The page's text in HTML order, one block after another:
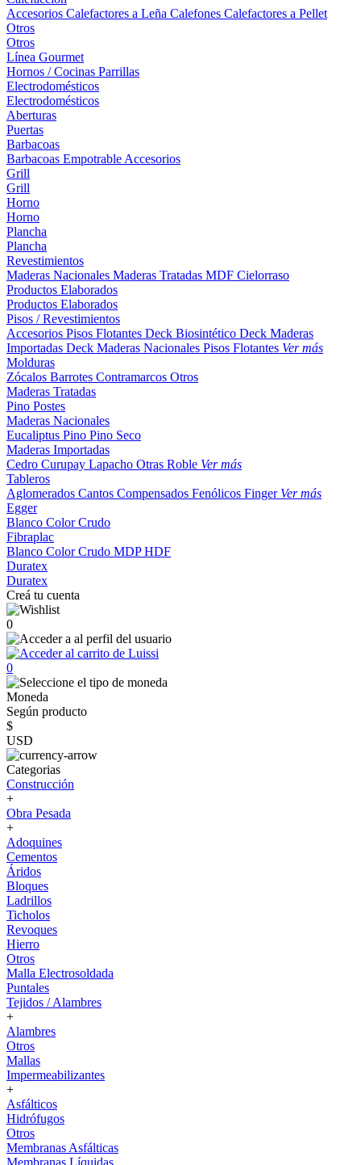
Accesorios Calefactores a Leña Calefones Calefactores a Pellet
Otros
Otros
Línea Gourmet
Hornos / Cocinas Parrillas
Electrodomésticos
Electrodomésticos
Aberturas
Puertas
Barbacoas
Barbacoas Empotrable Accesorios
Grill
Grill
Horno
Horno
Plancha
Plancha
Revestimientos
Maderas Nacionales Maderas Tratadas MDF Cielorraso
Productos Elaborados
Productos Elaborados
Pisos / Revestimientos
Accesorios Pisos Flotantes Deck Biosintético Deck Maderas
Importadas Deck Maderas Nacionales Pisos Flotantes Ver más
Molduras
Zócalos Barrotes Contramarcos Otros
Maderas Tratadas
Pino Postes
Maderas Nacionales
Eucaliptus Pino Pino Seco
Maderas Importadas
Cedro Curupay Lapacho Otras Roble Ver más
Tableros
Aglomerados Cantos Compensados Fenólicos Finger Ver más
Egger
Blanco ColorCrudo
Fibraplac
Blanco ColorCrudo MDPHDF
Duratex
Duratex
Creá tu cuenta
0
0
Moneda
Según producto
$
USD
Categorias
Construcción
+
Obra Pesada
+
Adoquines
Cementos
Áridos
Bloques
Ladrillos
Ticholos
Revoques
Hierro
Otros
Malla Electrosoldada
Puntales
Tejidos / Alambres
+
Alambres
Otros
Mallas
Impermeabilizantes
+
Asfálticos
Hidrófugos
Otros
Membranas Asfálticas
Membranas Líquidas